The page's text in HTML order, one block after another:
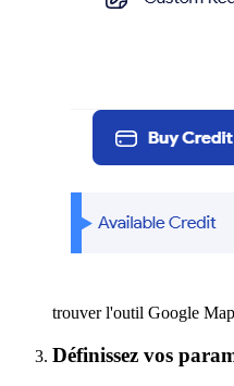
trouver l'outil Google
Définissez vos